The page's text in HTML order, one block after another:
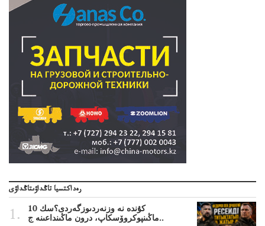
رەداكتسيا تاڭداۋىتاڭداۋى
10 كۇندە نە وزنەردىوزگەردى؟سك
ماڭىنپوكروۆسكاپ، درون ماڭىنداعىنە ج..